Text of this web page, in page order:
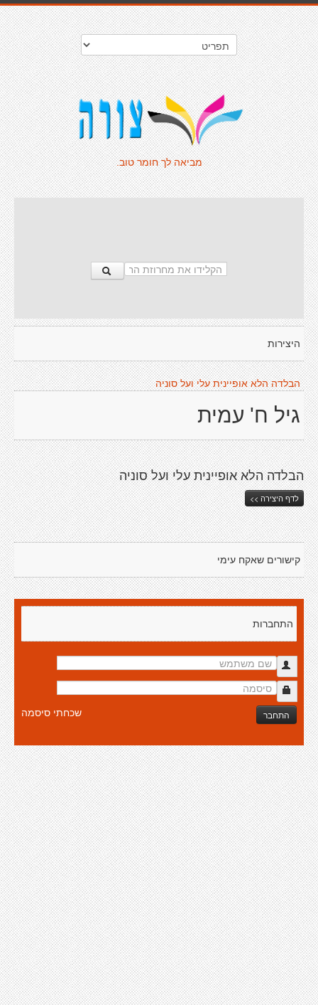
מביאה לך חומר טוב.
היצירות
הבלדה הלא אופיינית עלי ועל סוניה
גיל ח' עמית
הבלדה הלא אופיינית עלי ועל סוניה
לדף היצירה >>
קישורים שאקח עימי
התחברות
התחבר שכחתי סיסמה